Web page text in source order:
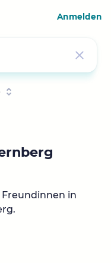
in
Anmelden